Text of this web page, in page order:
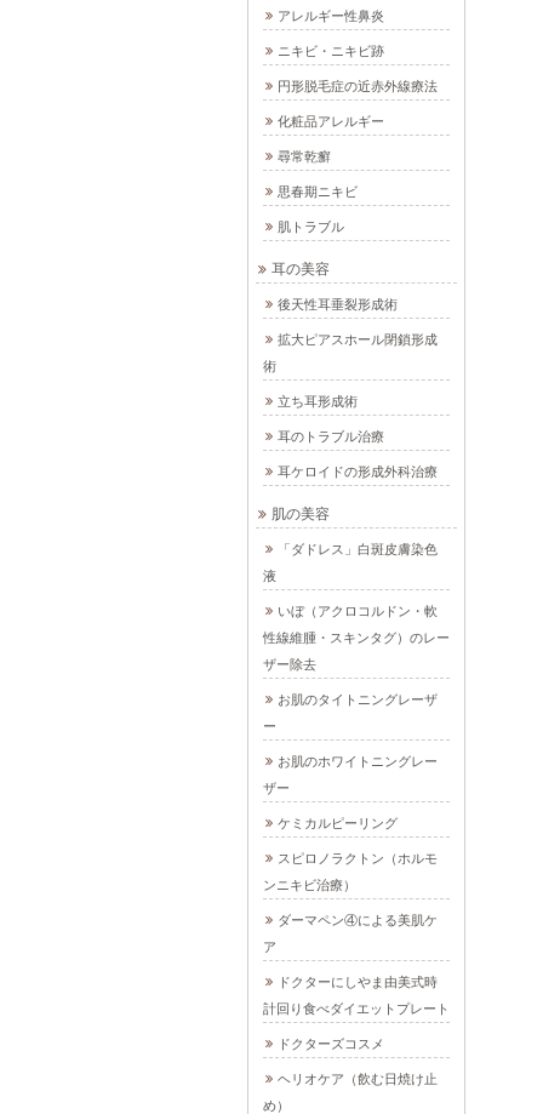
アレルギー性鼻炎
ニキビ・ニキビ跡
円形脱毛症の近赤外線療法
化粧品アレルギー
尋常乾癬
思春期ニキビ
肌トラブル
耳の美容
後天性耳垂裂形成術
拡大ピアスホール閉鎖形成
術
立ち耳形成術
耳のトラブル治療
耳ケロイドの形成外科治療
肌の美容
「ダドレス」白斑皮膚染色
液
いぼ（アクロコルドン・軟
性線維腫・スキンタグ）のレー
ザー除去
お肌のタイトニングレーザ
ー
お肌のホワイトニングレー
ザー
ケミカルピーリング
スピロノラクトン（ホルモ
ンニキビ治療）
ダーマペン④による美肌ケ
ア
ドクターにしやま由美式時
計回り食べダイエットプレート
ドクターズコスメ
ヘリオケア（飲む日焼け止
め）